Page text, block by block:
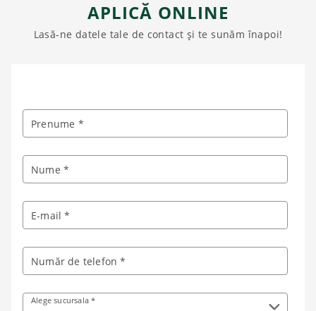
APLICĂ ONLINE
Lasă-ne datele tale de contact și te sunăm înapoi!
Prenume *
Nume *
E-mail *
Număr de telefon *
Alege sucursala *